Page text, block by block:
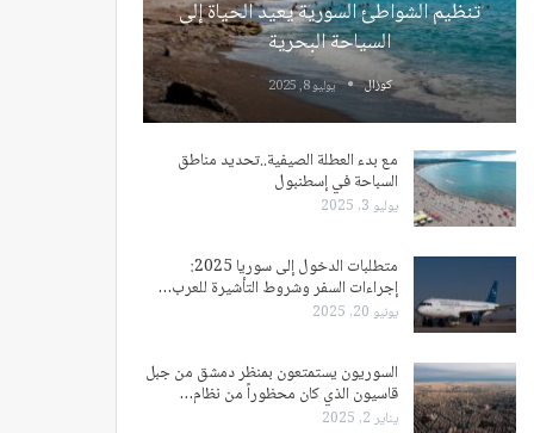
تنظيم الشواطئ السورية يعيد الحياة إلى
السياحة البحرية
كوزال يوليو 8, 2025
مع بدء العطلة الصيفية..تحديد مناطق
السباحة في إسطنبول
يوليو 3, 2025
متطلبات الدخول إلى سوريا 2025:
إجراءات السفر وشروط التأشيرة للعرب…
يونيو 20, 2025
السوريون يستمتعون بمنظر دمشق من جبل
قاسيون الذي كان محظوراً من نظام…
يناير 2, 2025